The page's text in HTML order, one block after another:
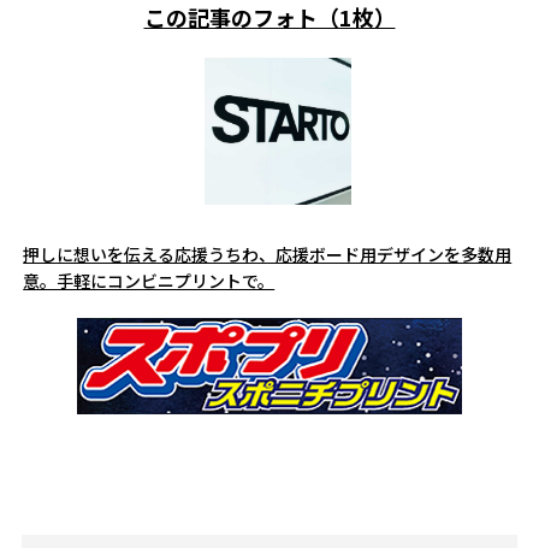
この記事のフォト（1枚）
押しに想いを伝える応援うちわ、応援ボード用デザインを多数用
意。手軽にコンビニプリントで。